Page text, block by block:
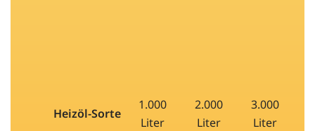
Heizöl-Sorte
1.000
Liter
2.000
Liter
3.000
Liter